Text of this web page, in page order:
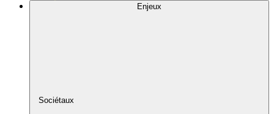
Enjeux
Sociétaux